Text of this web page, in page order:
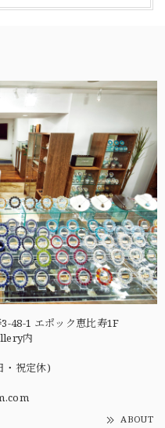
48-1 エポック恵比寿1F
内
・祝定休)
ABOUT